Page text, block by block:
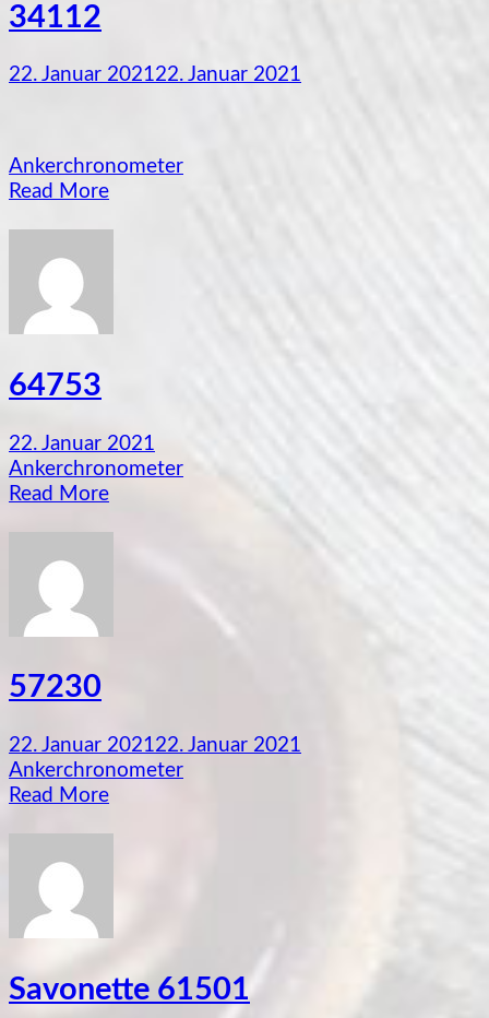
34112
22. Januar 202122. Januar 2021
Ankerchronometer
Read More
64753
22. Januar 2021
Ankerchronometer
Read More
57230
22. Januar 202122. Januar 2021
Ankerchronometer
Read More
Savonette 61501